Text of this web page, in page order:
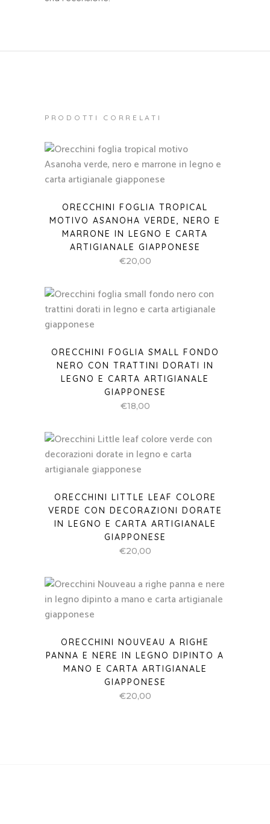
PRODOTTI CORRELATI
ORECCHINI FOGLIA TROPICAL
MOTIVO ASANOHA VERDE, NERO E
MARRONE IN LEGNO E CARTA
ARTIGIANALE GIAPPONESE
€20,00
ORECCHINI FOGLIA SMALL FONDO
NERO CON TRATTINI DORATI IN
LEGNO E CARTA ARTIGIANALE
GIAPPONESE
€18,00
ORECCHINI LITTLE LEAF COLORE
VERDE CON DECORAZIONI DORATE
IN LEGNO E CARTA ARTIGIANALE
GIAPPONESE
€20,00
ORECCHINI NOUVEAU A RIGHE
PANNA E NERE IN LEGNO DIPINTO A
MANO E CARTA ARTIGIANALE
GIAPPONESE
€20,00